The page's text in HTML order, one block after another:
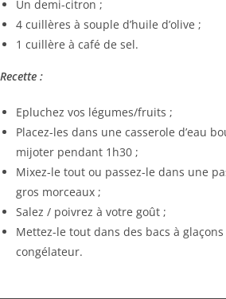
Un demi-citron ;
4 cuillères à souple d’huile d’olive ;
1 cuillère à café de sel.
Recette :
Epluchez vos légumes/fruits ;
Placez-les dans une casserole d’eau
mijoter pendant 1h30 ;
Mixez-le tout ou passez-le dans une
gros morceaux ;
Salez / poivrez à votre goût ;
Mettez-le tout dans des bacs à
congélateur.